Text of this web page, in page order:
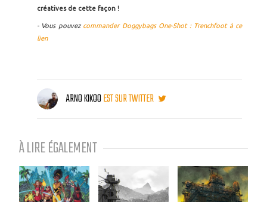
créatives de cette façon !
- Vous pouvez commander Doggybags One-Shot : Trenchfoot à ce
lien
ARNO KIKOOEST SUR TWITTER
À LIRE ÉGALEMENT